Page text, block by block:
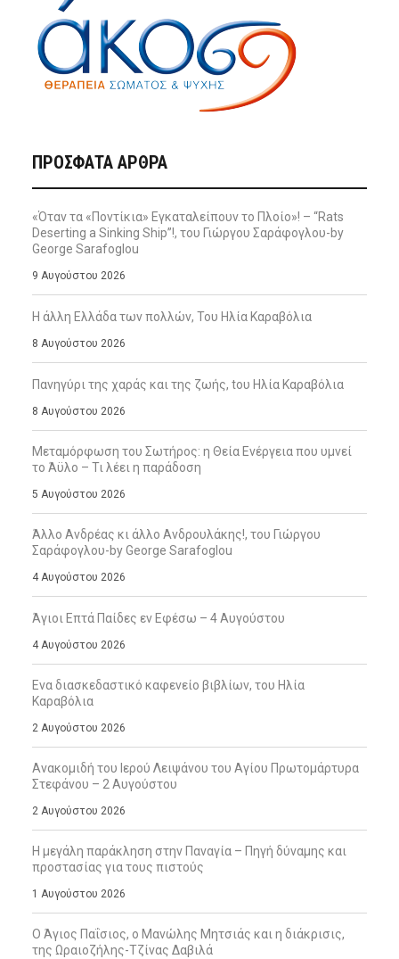
ΠΡΌΣΦΑΤΑ ΆΡΘΡΑ
«Όταν τα «Ποντίκια» Εγκαταλείπουν το Πλοίο»! – “Rats
Deserting a Sinking Ship”!, του Γιώργου Σαράφογλου-by
George Sarafoglou
9 Αυγούστου 2026
Η άλλη Ελλάδα των πολλών, Του Ηλία Καραβόλια
8 Αυγούστου 2026
Πανηγύρι της χαράς και της ζωής, tου Ηλία Καραβόλια
8 Αυγούστου 2026
Μεταμόρφωση του Σωτήρος: η Θεία Ενέργεια που υμνεί
το Άϋλο – Τι λέει η παράδοση
5 Αυγούστου 2026
Άλλο Ανδρέας κι άλλο Ανδρουλάκης!, του Γιώργου
Σαράφογλου-by George Sarafoglou
4 Αυγούστου 2026
Άγιοι Επτά Παίδες εν Εφέσω – 4 Αυγούστου
4 Αυγούστου 2026
Ενα διασκεδαστικό καφενείο βιβλίων, του Ηλία
Καραβόλια
2 Αυγούστου 2026
Ανακομιδή του Ιερού Λειψάνου του Αγίου Πρωτομάρτυρα
Στεφάνου – 2 Αυγούστου
2 Αυγούστου 2026
Η μεγάλη παράκληση στην Παναγία – Πηγή δύναμης και
προστασίας για τους πιστούς
1 Αυγούστου 2026
Ο Άγιος Παΐσιος, ο Μανώλης Μητσιάς και η διάκρισις,
της Ωραιοζήλης-Τζίνας Δαβιλά